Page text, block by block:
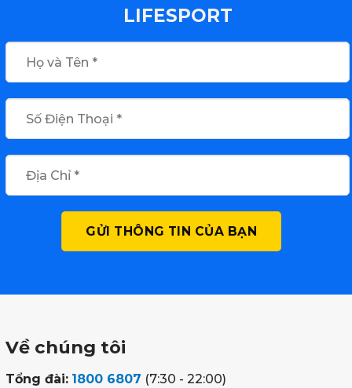
LIFESPORT
Về chúng tôi
Tổng đài: 1800 6807 (7:30 - 22:00)